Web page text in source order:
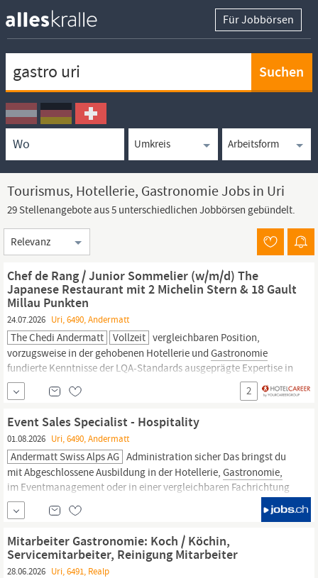
Für Jobbörsen
Ortssuche
Umkreissuche
Arbeitsform
Tourismus, Hotellerie, Gastronomie Jobs in Uri
29 Stellenangebote aus 5 unterschiedlichen Jobbörsen gebündelt.
Sortierung
Chef de Rang / Junior Sommelier (w/m/d) The
Japanese Restaurant mit 2 Michelin Stern & 18 Gault
Millau Punkten
24.07.2026 Uri, 6490, Andermatt
The Chedi Andermatt Vollzeit vergleichbaren Position,
vorzugsweise in der gehobenen Hotellerie und Gastronomie
fundierte Kenntnisse der LQA-Standards ausgeprägte Expertise in
den Bereichen Wein und Getränkekunde exzellente
Kommunikations- und Führungskompetenzen Teamfähigkeit,
2
Event Sales Specialist - Hospitality
01.08.2026 Uri, 6490, Andermatt
Andermatt Swiss Alps AG Administration sicher Das bringst du
mit Abgeschlossene Ausbildung in der Hotellerie, Gastronomie,
im Eventmanagement oder in einer vergleichbaren Fachrichtung
Erste Berufserfahrung im Event Sales, Conference Services, Event
Management oder in der Hotellerie ist von Vorteil Erfahrung in der
Erstellung von Offerten, der Koordination von Veranstaltungen...
Mitarbeiter Gastronomie: Koch / Köchin,
Servicemitarbeiter, Reinigung Mitarbeiter
28.06.2026 Uri, 6491, Realp